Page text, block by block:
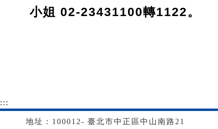
小姐 02-23431100轉1122。
:::
地址：100012- 臺北市中正區中山南路21